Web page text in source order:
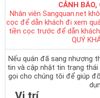
CẢNH BÁO,
Nhân viên Sangquan.net
cọc để dẫn khách đi xem
tiền cọc trước để dẫn
QUÝ
Nếu quán đã sang nhượng
tin và cập nhật tin trạng
gọi cho chúng tôi để giúp